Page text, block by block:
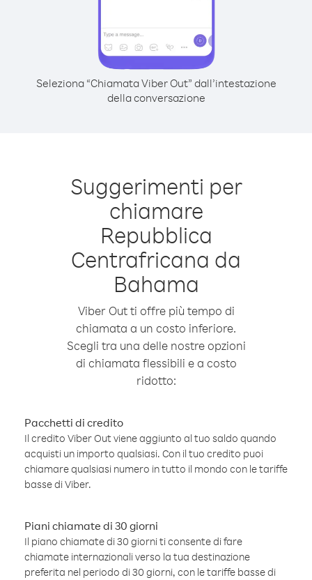
Seleziona “Chiamata Viber Out” dall’intestazione
della conversazione
Suggerimenti per
chiamare
Repubblica
Centrafricana da
Bahama
Viber Out ti offre più tempo di
chiamata a un costo inferiore.
Scegli tra una delle nostre opzioni
di chiamata flessibili e a costo
ridotto:
Pacchetti di credito
Il credito Viber Out viene aggiunto al tuo saldo quando
acquisti un importo qualsiasi. Con il tuo credito puoi
chiamare qualsiasi numero in tutto il mondo con le tariffe
basse di Viber.
Piani chiamate di 30 giorni
Il piano chiamate di 30 giorni ti consente di fare
chiamate internazionali verso la tua destinazione
preferita nel periodo di 30 giorni, con le tariffe basse di